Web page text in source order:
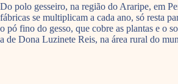
Do polo gesseiro, na região do Araripe, em
fábricas se multiplicam a cada ano, só resta
o pó fino do gesso, que cobre as plantas e o
a de Dona Luzinete Reis, na área rural do